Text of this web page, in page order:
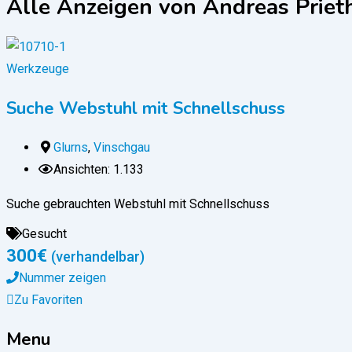
Alle Anzeigen von Andreas
Werkzeuge
Suche Webstuhl mit Schnellschuss
Glurns, Vinschgau
Ansichten: 1.133
Suche gebrauchten Webstuhl mit Schnellschuss
Gesucht
300€ (verhandelbar)
Nummer zeigen
Zu Favoriten
Menu